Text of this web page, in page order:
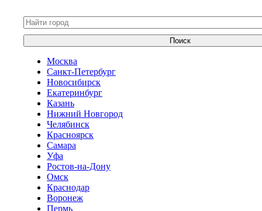
Поиск
Москва
Санкт-Петербург
Новосибирск
Екатеринбург
Казань
Нижний Новгород
Челябинск
Красноярск
Самара
Уфа
Ростов-на-Дону
Омск
Краснодар
Воронеж
Пермь